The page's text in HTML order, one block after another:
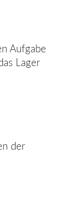
Aufgabe
Lager
der